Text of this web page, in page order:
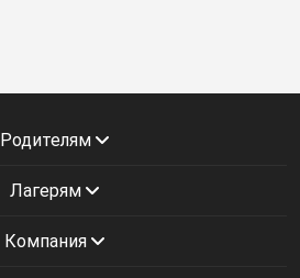
Родителям
Лагерям
Компания